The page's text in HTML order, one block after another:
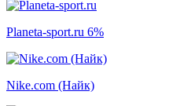
Planeta-sport.ru 6%
Nike.com (Найк)